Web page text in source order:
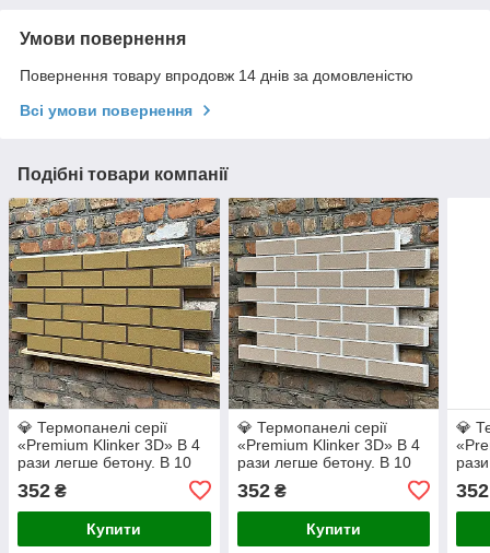
Умови повернення
Повернення товару впродовж 14 днів за домовленістю
Всі умови повернення
Подібні товари компанії
💎 Термопанелі серії
«Premium Klinker 3D» В 4
рази легше бетону. В 10
раз надійніше плитки на
клею. (Golden
Ochre/Coffee)
352 ₴
Купити
💎 Термопанелі серії
«Premium Klinker 3D» В 4
рази легше бетону. В 10
раз надійніше плитки на
клею. (Dusty Rose/White)
352₴
Купити
💎
352